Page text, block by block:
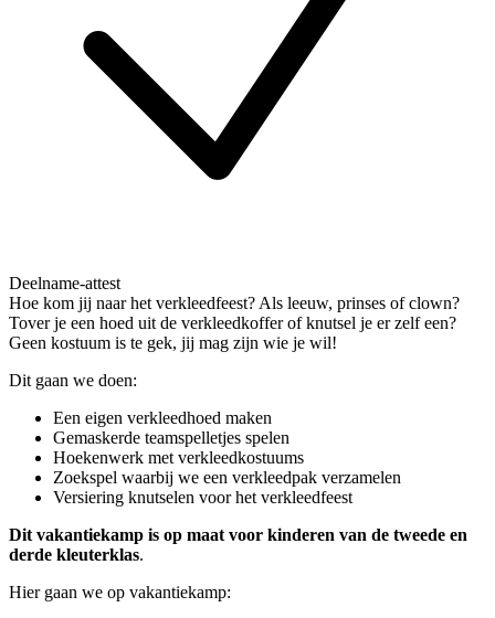
Deelname-attest
Hoe kom jij naar het verkleedfeest? Als leeuw, prinses of clown?
Tover je een hoed uit de verkleedkoffer of knutsel je er zelf een?
Geen kostuum is te gek, jij mag zijn wie je wil!
Dit gaan we doen:
Een eigen verkleedhoed maken
Gemaskerde teamspelletjes spelen
Hoekenwerk met verkleedkostuums
Zoekspel waarbij we een verkleedpak verzamelen
Versiering knutselen voor het verkleedfeest
Dit vakantiekamp is op maat voor kinderen van de tweede en
derde kleuterklas.
Hier gaan we op vakantiekamp: